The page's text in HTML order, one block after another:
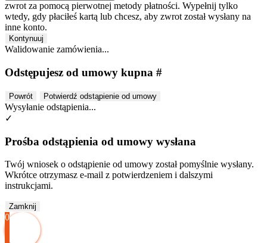
zwrot za pomocą pierwotnej metody płatności. Wypełnij tylko
wtedy, gdy płaciłeś kartą lub chcesz, aby zwrot został wysłany na
inne konto.
Kontynuuj
Walidowanie zamówienia...
Odstępujesz od umowy kupna #
Powrót Potwierdź odstąpienie od umowy
Wysyłanie odstąpienia...
✓
Prośba odstąpienia od umowy wysłana
Twój wniosek o odstąpienie od umowy został pomyślnie wysłany.
Wkrótce otrzymasz e-mail z potwierdzeniem i dalszymi
instrukcjami.
Zamknij
0